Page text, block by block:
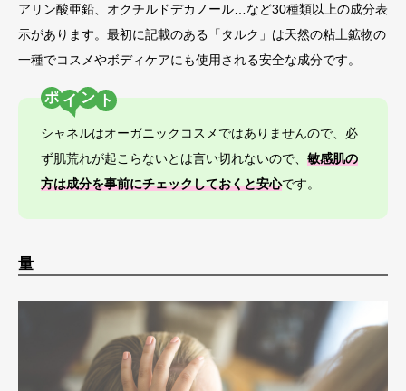
アリン酸亜鉛、オクチルドデカノール…など30種類以上の成分表
示があります。最初に記載のある「タルク」は天然の粘土鉱物の
一種でコスメやボディケアにも使用される安全な成分です。
ポ ン
シャネルはオーガニックコスメではありませんので、必
ず肌荒れが起こらないとは言い切れないので、 敏感肌の
方は成分を事前にチェックしておくと安心です。
量